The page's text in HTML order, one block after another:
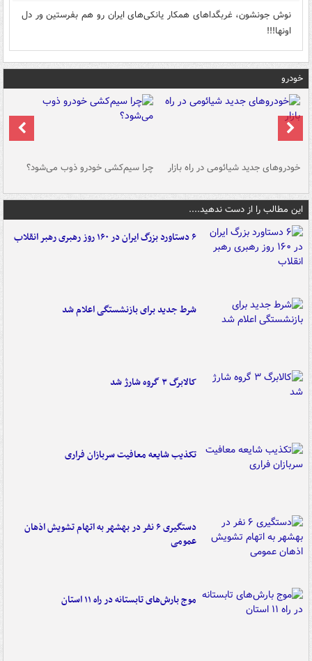
نوش جونشون، غربگداهای همکار یانکی‌های ایران رو هم بفرستین ور دل
اونها!!!
خودرو
خودروهای جدید شیائومی در راه بازار چرا سیم‌کشی خودرو ذوب می‌شود؟
این مطالب را از دست ندهید....
۶ دستاورد بزرگ ایران در ۱۶۰ روز رهبری رهبر انقلاب
شرط جدید برای بازنشستگی اعلام شد
کالابرگ ۳ گروه شارژ شد
تکذیب شایعه معافیت سربازان فراری
دستگیری ۶ نفر در بهشهر به اتهام تشویش اذهان
عمومی
موج بارش‌های تابستانه در راه ۱۱ استان